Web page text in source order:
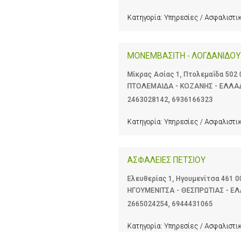
Κατηγορία: Υπηρεσίες /
ΜΟΝΕΜΒΑΣΙΤΗ -
Μίκρας Ασίας 1, Πτολεμαΐδα 502
ΠΤΟΛΕΜΑΙΔΑ - ΚΟΖΑΝΗΣ -
2463028142 6936166323
Κατηγορία: Υπηρεσίες /
ΑΣΦΑΛΕΙΕΣ ΠΕΤΣΙΟΥ
Ελευθερίας 1, Ηγουμενίτσα 461
ΗΓΟΥΜΕΝΙΤΣΑ - ΘΕΣΠΡΩΤΙΑΣ -
2665024254, 6944431065
Κατηγορία: Υπηρεσίες /